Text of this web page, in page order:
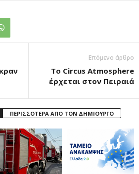
Επόμενο άρθρο
Το Circus Atmosphere
έρχεται στον Πειραιά
ΠΕΡΙΣΣΟΤΕΡΑ ΑΠΟ ΤΟΝ ΔΗΜΙΟΥΡΓΟ